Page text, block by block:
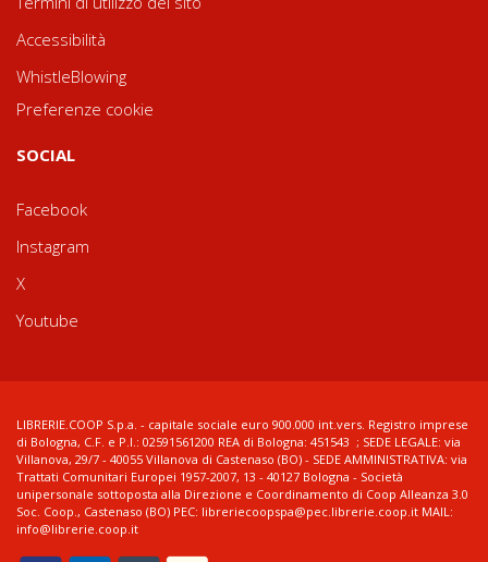
Accessibilità
WhistleBlowing
Preferenze cookie
SOCIAL
Facebook
Instagram
X
Youtube
LIBRERIE.COOP S.p.a. - capitale sociale euro 900.000 int.vers. Registro imprese
di Bologna, C.F. e P.I.: 02591561200 REA di Bologna: 451543 ; SEDE LEGALE: via
Villanova, 29/7 - 40055 Villanova di Castenaso (BO) - SEDE AMMINISTRATIVA: via
Trattati Comunitari Europei 1957-2007, 13 - 40127 Bologna - Società
unipersonale sottoposta alla Direzione e Coordinamento di Coop Alleanza 3.0
Soc. Coop., Castenaso (BO) PEC: libreriecoopspa@pec.librerie.coop.it MAIL:
info@librerie.coop.it